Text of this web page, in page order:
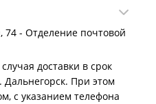
74 - Отделение почтовой
доставки в срок
Дальнегорск. При этом
с указанием телефона